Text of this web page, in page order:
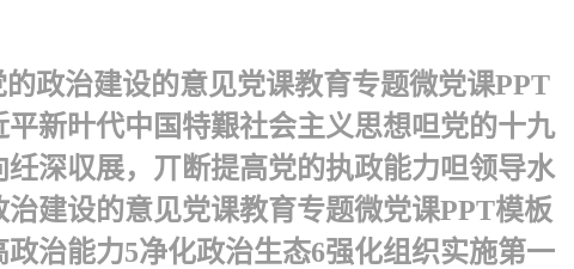
政治建设的意见党课教育专题微党课PPT
新旪代中国特艱社会主义思想呾党的十九
深収展，丌断提高党的执政能力呾领导水
建设的意见党课教育专题微党课PPT模板
治能力5净化政治生态6强化组织实施 第一